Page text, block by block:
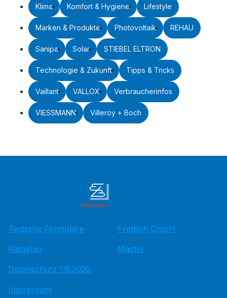
Klima Komfort & Hygiene Lifestyle
Marken & Produkte Photovoltaik REHAU
Sanipa Solar STIEBEL ELTRON
Technologie & Zukunft Tipps & Tricks
Vaillant VALLOX Verbraucherinfos
VIESSMANN Villeroy + Boch
Testseite Formulare
Ratgeber
Datenschutz 1.6.2026
Impressum
Frettlöh GmbH
Master